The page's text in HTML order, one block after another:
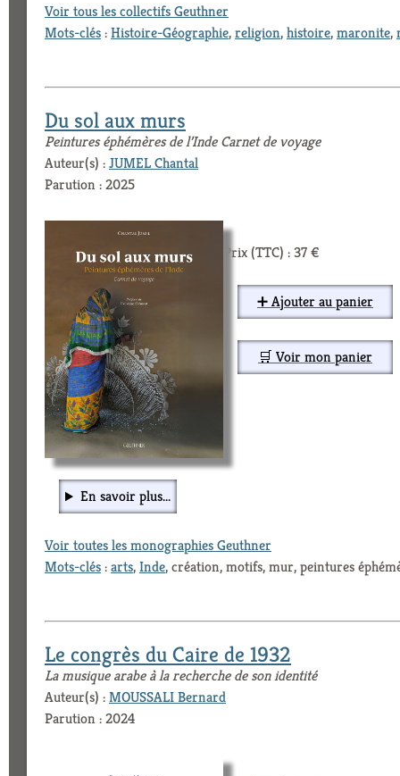
Voir tous les collectifs Geuthner
Mots-clés:Histoire-Géographie,religion,histoire,maronite,
Du sol aux murs
Peintures éphémères de l’Inde Carnet de voyage
Auteur(s) :JUMEL Chantal
Parution : 2025
Prix (TTC) : 37 €
➕ Ajouter au panier
🛒 Voir mon panier
En savoir plus...
Voir toutes les monographies Geuthner
Mots-clés:arts,Inde, création, motifs, mur, peintures
Le congrès du Caire de 1932
La musique arabe à la recherche de son identité
Auteur(s) :MOUSSALI Bernard
Parution : 2024